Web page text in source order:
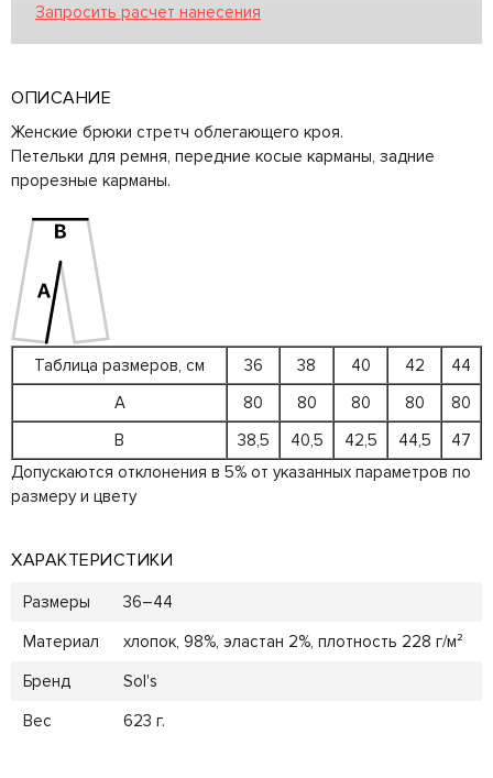
Запросить расчет нанесения
ОПИСАНИЕ
Женские брюки стретч облегающего кроя.
Петельки для ремня, передние косые карманы, задние
прорезные карманы.
Таблица размеров, см 36 38 40 42
44
A
80 80 80 80
80
B
38,5 40,5 42,5 44,5
47
Допускаются отклонения в 5% от указанных параметров по
размеру и цвету
ХАРАКТЕРИСТИКИ
Размеры
36–44
Материал
хлопок, 98%, эластан 2%, плотность 228 г/м²
Бренд
Sol's
Вес
623 г.